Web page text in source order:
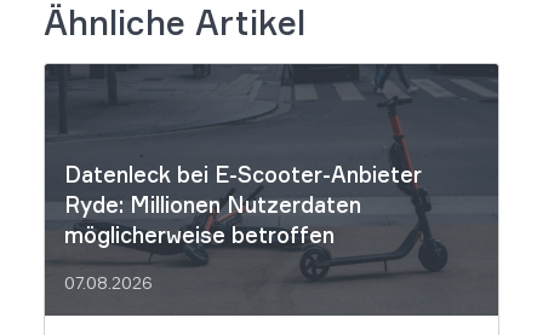
Ähnliche Artikel
Datenleck bei E-Scooter-Anbieter
Ryde: Millionen Nutzerdaten
möglicherweise betroffen
07.08.2026